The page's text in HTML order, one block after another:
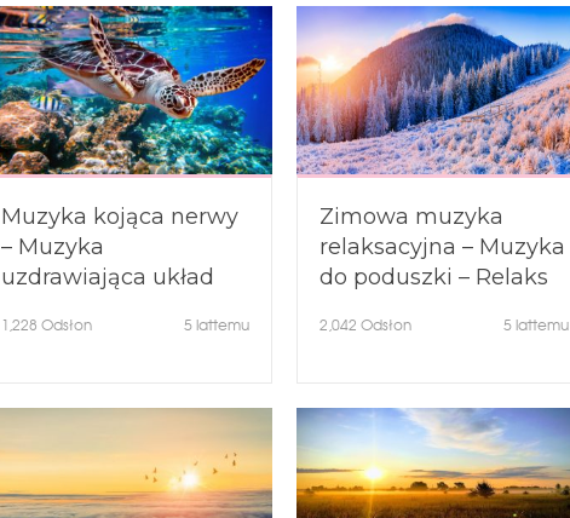
Muzyka kojąca nerwy
– Muzyka
uzdrawiająca układ
dla duszy
1,228 Odsłon 5 lattemu
Zimowa muzyka
relaksacyjna – Muzyka
do poduszki – Relaks
2,042 Odsłon 5 lattemu